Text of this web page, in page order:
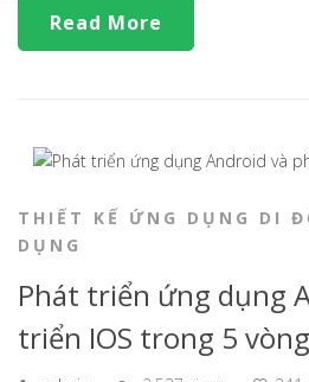
Read More
THIẾT KẾ ỨNG DỤNG DI
DỤNG
Phát triển ứng dụng
triển IOS trong 5 vòng